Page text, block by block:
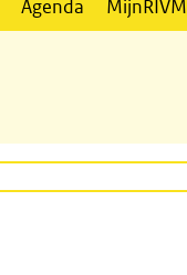
Agenda MijnRIVM